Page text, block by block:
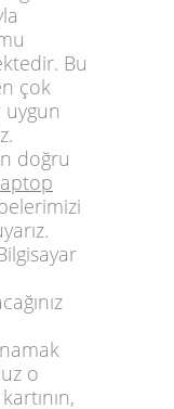
Bu
çok
uygun
doğru
o